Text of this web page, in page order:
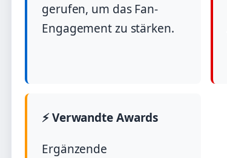
gerufen, um das Fan-
Engagement zu stärken.
⚡ Verwandte Awards
Ergänzende